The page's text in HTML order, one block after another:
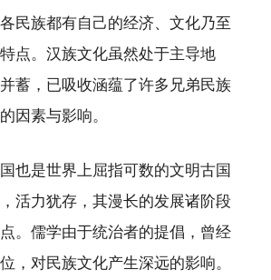
民族都有自己的经济、文化乃至
点。汉族文化虽然处于主导地
蓄，已吸收涵蕴了许多兄弟民族
因素与影响。
也是世界上屈指可数的文明古国
活力犹存，其漫长的发展诸阶段
。儒学由于统治者的提倡，曾经
，对民族文化产生深远的影响。